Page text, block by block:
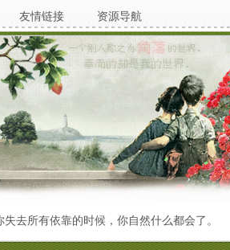
友情链接 资源导航
有依靠的时候，你自然什么都会了。